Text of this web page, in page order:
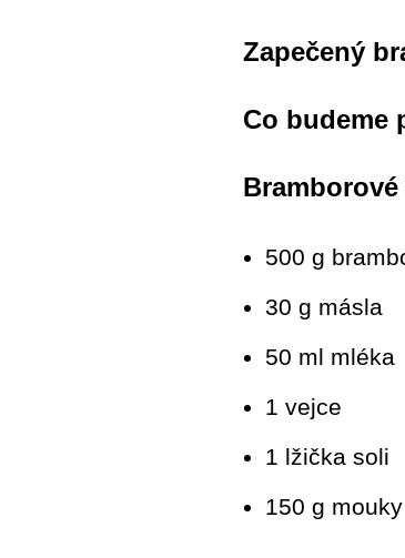
Zapečený
Co budeme
500 g
30 g másla
50 ml mléka
1 vejce
1 lžička soli
150 g mouky